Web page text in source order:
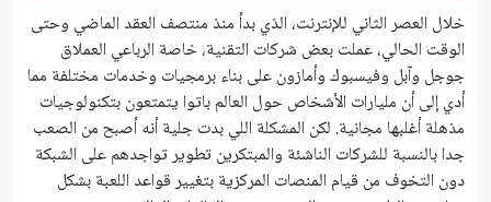
خلال العصر الثاني للإنترنت، الذي بدأ منذ منتصف العقد الماضي وحتى
الوقت الحالي، عملت بعض شركات التقنية، خاصة الرباعي العملاق
جوجل وآبل وفيسبوك وأمازون على بناء برمجيات وخدمات مختلفة مما
أدي إلى أن مليارات الأشخاص حول العالم باتوا يتمتعون بتكنولوجيات
مذهلة أغلبها مجانية. لكن المشكلة اللي بدت جلية أنه أصبح من الصعب
جدا بالنسبة للشركات الناشئة والمبتكرين تطوير تواجدهم على الشبكة
دون التخوف من قيام المنصات المركزية بتغيير قواعد اللعبة بشكل